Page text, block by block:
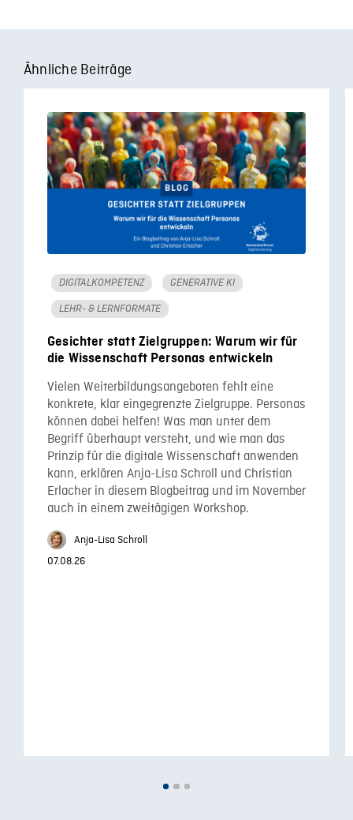
Ähnliche Beiträge
DIGITALKOMPETENZ GENERATIVE KI
LEHR- & LERNFORMATE
Gesichter statt Zielgruppen: Warum wir für
die Wissenschaft Personas entwickeln
Vielen Weiterbildungsangeboten fehlt eine
konkrete, klar eingegrenzte Zielgruppe. Personas
können dabei helfen! Was man unter dem
Begriff überhaupt versteht, und wie man das
Prinzip für die digitale Wissenschaft anwenden
kann, erklären Anja-Lisa Schroll und Christian
Erlacher in diesem Blogbeitrag und im November
auch in einem zweitägigen Workshop.
Anja-Lisa Schroll
07.08.26